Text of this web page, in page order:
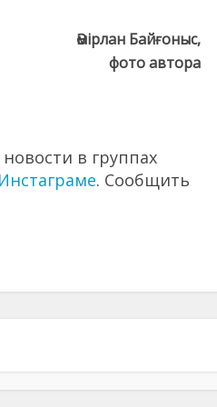
Әмірлан Байғоныс,
фото автора
в группах
Инстаграме. Сообщить